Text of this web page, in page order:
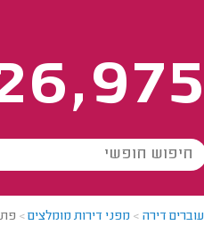
עוברים דירה > מפני דירות מומלצים>